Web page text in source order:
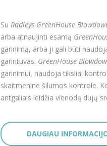
Su Radleys GreenHouse
arba atnaujinti esamą
garinimą, arba ji gali būti
garintuvas. GreenHouse
garinimui, naudoja tiksliai
skaitmenine šilumos kontrole.
antgaliais leidžia vienodą dujų
DAUGIAU